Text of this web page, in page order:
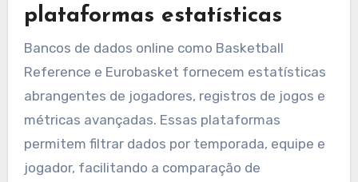
plataformas estatísticas
Bancos de dados online como Basketball
Reference e Eurobasket fornecem estatísticas
abrangentes de jogadores, registros de jogos e
métricas avançadas. Essas plataformas
permitem filtrar dados por temporada, equipe e
jogador, facilitando a comparação de